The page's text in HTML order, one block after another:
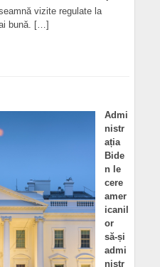
vizite regulate la
bună. […]
Admi
nistr
ația
Bide
n le
cere
amer
icanil
or
să-și
admi
nistr